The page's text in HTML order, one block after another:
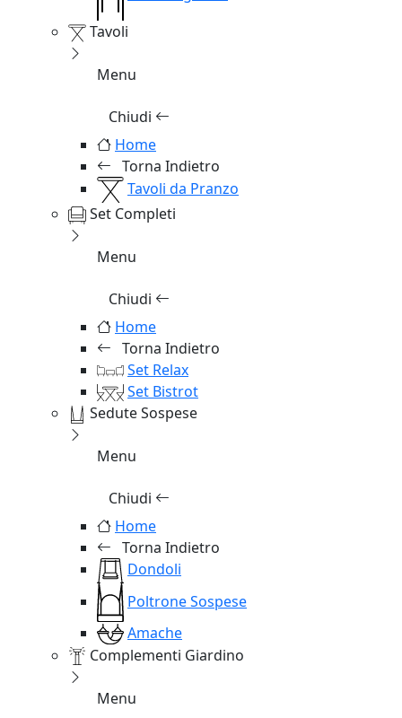
Tavoli
Menu
Chiudi
Home
Torna Indietro
Tavoli da Pranzo
Set Completi
Menu
Chiudi
Home
Torna Indietro
Set Relax
Set Bistrot
Sedute Sospese
Menu
Chiudi
Home
Torna Indietro
Dondoli
Poltrone Sospese
Amache
Complementi Giardino
Menu